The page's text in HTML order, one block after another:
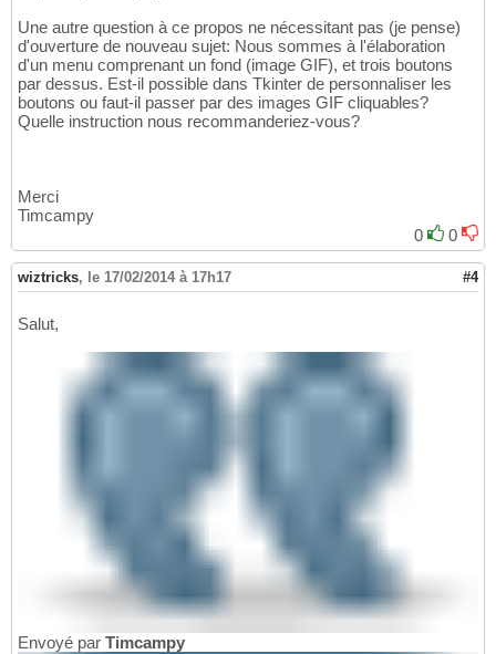
Une autre question à ce propos ne nécessitant pas (je pense)
d'ouverture de nouveau sujet: Nous sommes à l'élaboration
d'un menu comprenant un fond (image GIF), et trois boutons
par dessus. Est-il possible dans Tkinter de personnaliser les
boutons ou faut-il passer par des images GIF cliquables?
Quelle instruction nous recommanderiez-vous?
Merci
Timcampy
0
0
wiztricks, le 17/02/2014 à 17h17 #4
Salut,
Envoyé par Timcampy